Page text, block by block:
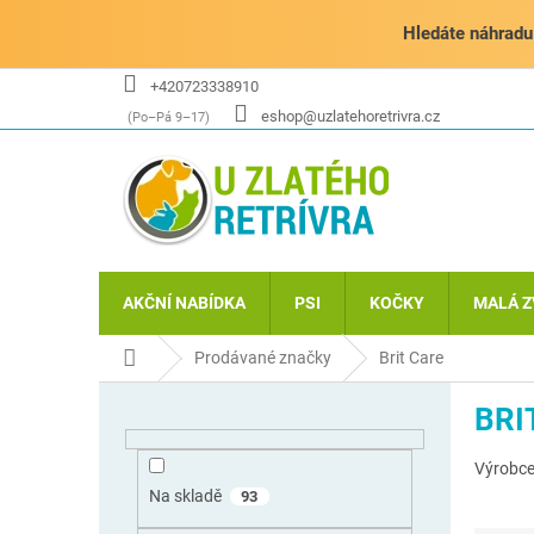
Hledáte
+420723338910
eshop@uzlatehoretrivra.cz
AKČNÍ NABÍDKA PSI KOČKY MALÁ
Domů Prodávané značky Brit Care
Na skladě 93